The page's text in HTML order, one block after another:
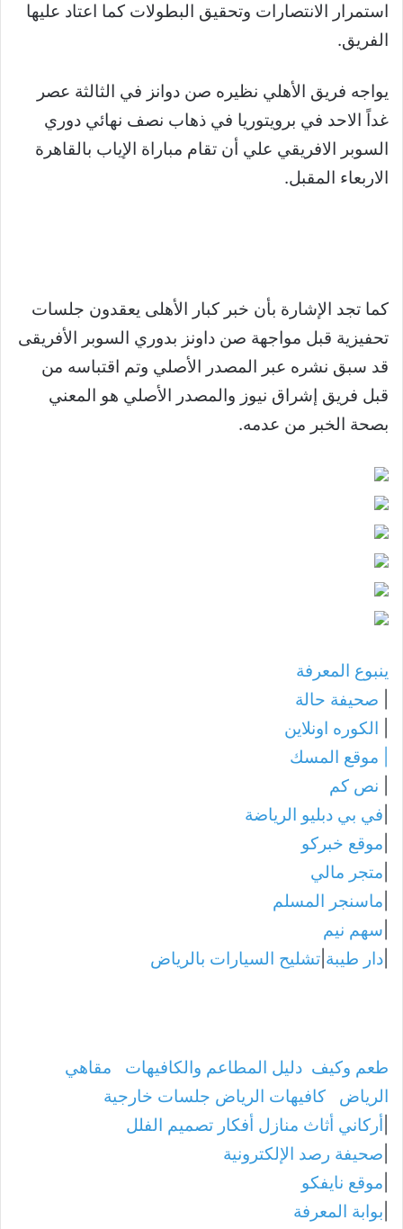
استمرار الانتصارات وتحقيق البطولات كما اعتاد عليها
الفريق.
يواجه فريق الأهلي نظيره صن دوانز في الثالثة عصر
غداً الاحد في برويتوريا في ذهاب نصف نهائي دوري
السوبر الافريقي علي أن تقام مباراة الإياب بالقاهرة
الاربعاء المقبل.
كما تجد الإشارة بأن خبر كبار الأهلى يعقدون جلسات
تحفيزية قبل مواجهة صن داونز بدوري السوبر الأفريقى
قد سبق نشره عبر المصدر الأصلي وتم اقتباسه من
قبل فريق إشراق نيوز والمصدر الأصلي هو المعني
بصحة الخبر من عدمه.
ينبوع المعرفة
صحيفة حالة
الكوره اونلاين
موقع المسك
نص كم
في بي دبليو الرياضة
موقع خبركو
متجر مالي
ماسنجر المسلم
سهم نيم
دار طيبة تشليح السيارات بالرياض
طعم وكيف دليل المطاعم والكافيهات
مقاهي
الرياض
كافيهات الرياض جلسات خارجية
أركاني أثاث منازل أفكار تصميم الفلل
صحيفة رصد الإلكترونية
موقع نايفكو
بوابة المعرفة